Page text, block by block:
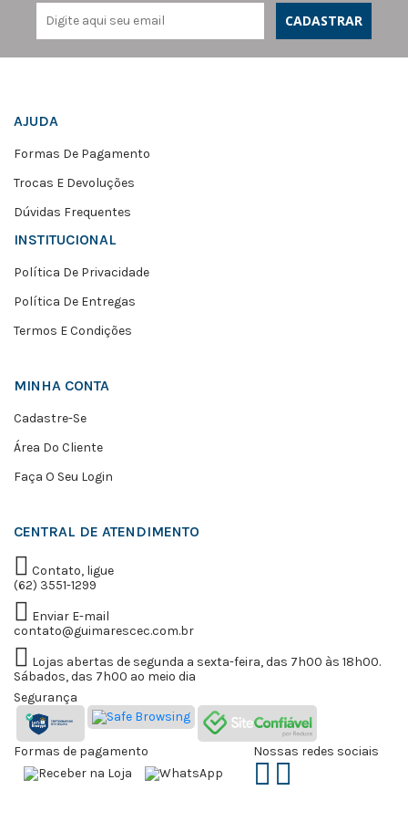
CADASTRAR
AJUDA
Formas De Pagamento
Trocas E Devoluções
Dúvidas Frequentes
INSTITUCIONAL
Política De Privacidade
Política De Entregas
Termos E Condições
MINHA CONTA
Cadastre-Se
Área Do Cliente
Faça O Seu Login
CENTRAL DE ATENDIMENTO
Contato, ligue
(62) 3551-1299
Enviar E-mail
contato@guimarescec.com.br
Lojas abertas de segunda a sexta-feira, das 7h00 às 18h00.
Sábados, das 7h00 ao meio dia
Segurança
Formas de pagamento Nossas redes sociais